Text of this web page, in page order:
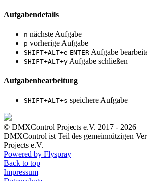
Aufgabendetails
n nächste Aufgabe
p vorherige Aufgabe
SHIFT+ALT+e ENTER Aufgabe
SHIFT+ALT+y Aufgabe schließen
Aufgabenbearbeitung
SHIFT+ALT+s speichere Aufgabe
© DMXControl Projects e.V. 2017 - 2026
DMXControl ist Teil des gemein­nützigen
Projects e.V.
Powered by Flyspray
Back to top
Impressum